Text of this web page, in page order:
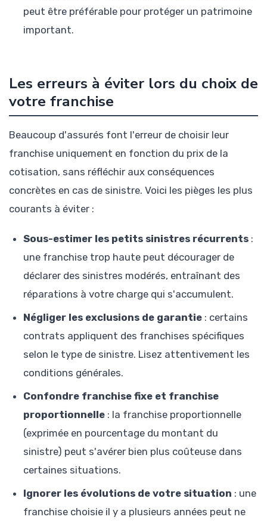
peut être préférable pour protéger un patrimoine
important.
Les erreurs à éviter lors du choix de
votre franchise
Beaucoup d'assurés font l'erreur de choisir leur
franchise uniquement en fonction du prix de la
cotisation, sans réfléchir aux conséquences
concrètes en cas de sinistre. Voici les pièges les plus
courants à éviter :
Sous-estimer les petits sinistres récurrents :
une franchise trop haute peut décourager de
déclarer des sinistres modérés, entraînant des
réparations à votre charge qui s'accumulent.
Négliger les exclusions de garantie : certains
contrats appliquent des franchises spécifiques
selon le type de sinistre. Lisez attentivement les
conditions générales.
Confondre franchise fixe et franchise
proportionnelle : la franchise proportionnelle
(exprimée en pourcentage du montant du
sinistre) peut s'avérer bien plus coûteuse dans
certaines situations.
Ignorer les évolutions de votre situation : une
franchise choisie il y a plusieurs années peut ne